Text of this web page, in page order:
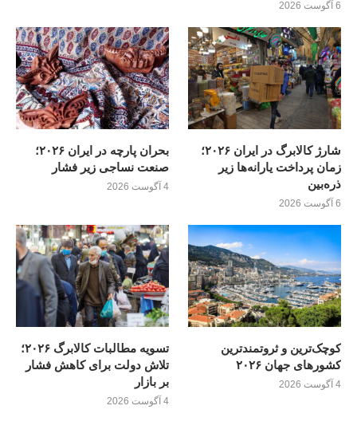
6 آگوست 2026
شارژ کالابرگ در ایران ۲۰۲۶؛
زمان پرداخت یارانه‌ها زیر
ذره‌بین
6 آگوست 2026
بحران پارچه در ایران ۲۰۲۶؛
صنعت نساجی زیر فشار
4 آگوست 2026
کوچک‌ترین و ثروتمندترین
کشورهای جهان ۲۰۲۶
4 آگوست 2026
تسویه مطالبات کالابرگ ۲۰۲۶؛
تلاش دولت برای کاهش فشار
بر بازار
4 آگوست 2026